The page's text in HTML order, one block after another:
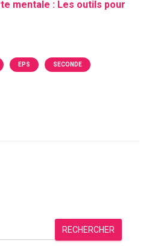
mentale : Les outils pour
EPS SECONDE
RECHERCHER